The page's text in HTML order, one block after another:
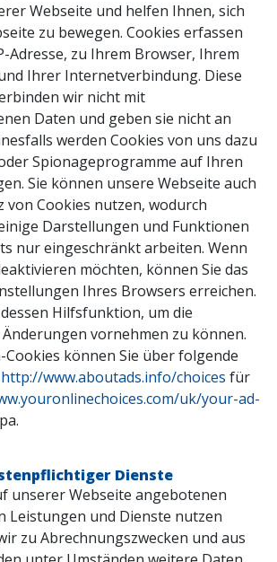
Webseite und helfen Ihnen, sich
zu bewegen. Cookies erfassen
Adresse, zu Ihrem Browser, Ihrem
Ihrer Internetverbindung. Diese
wir nicht mit
Daten und geben sie nicht an
werden Cookies von uns dazu
Spionageprogramme auf Ihren
Sie können unsere Webseite auch
von Cookies nutzen, wodurch
Darstellungen und Funktionen
nur eingeschränkt arbeiten. Wenn
möchten, können Sie das
Ihres Browsers erreichen.
Hilfsfunktion, um die
vornehmen zu können.
können Sie über folgende
http://www.aboutads.info/choices für
uk/your-ad-
Dienste
unserer Webseite angebotenen
Leistungen und Dienste nutzen
zu Abrechnungszwecken und aus